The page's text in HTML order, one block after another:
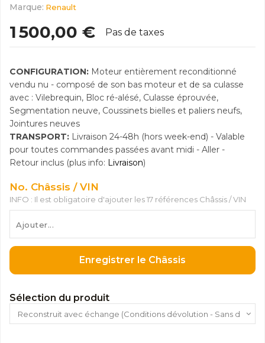
Marque: Renault
1 500,00 € Pas de taxes
CONFIGURATION: Moteur entièrement reconditionné
vendu nu - composé de son bas moteur et de sa culasse
avec : Vilebrequin, Bloc ré-alésé, Culasse éprouvée,
Segmentation neuve, Coussinets bielles et paliers neufs,
Jointures neuves
TRANSPORT: Livraison 24-48h (hors week-end) - Valable
pour toutes commandes passées avant midi - Aller -
Retour inclus (plus info: Livraison)
No. Châssis / VIN
INFO : Il est obligatoire d'ajouter les 17 références Châssis / VIN
Enregistrer le Châssis
Sélection du produit